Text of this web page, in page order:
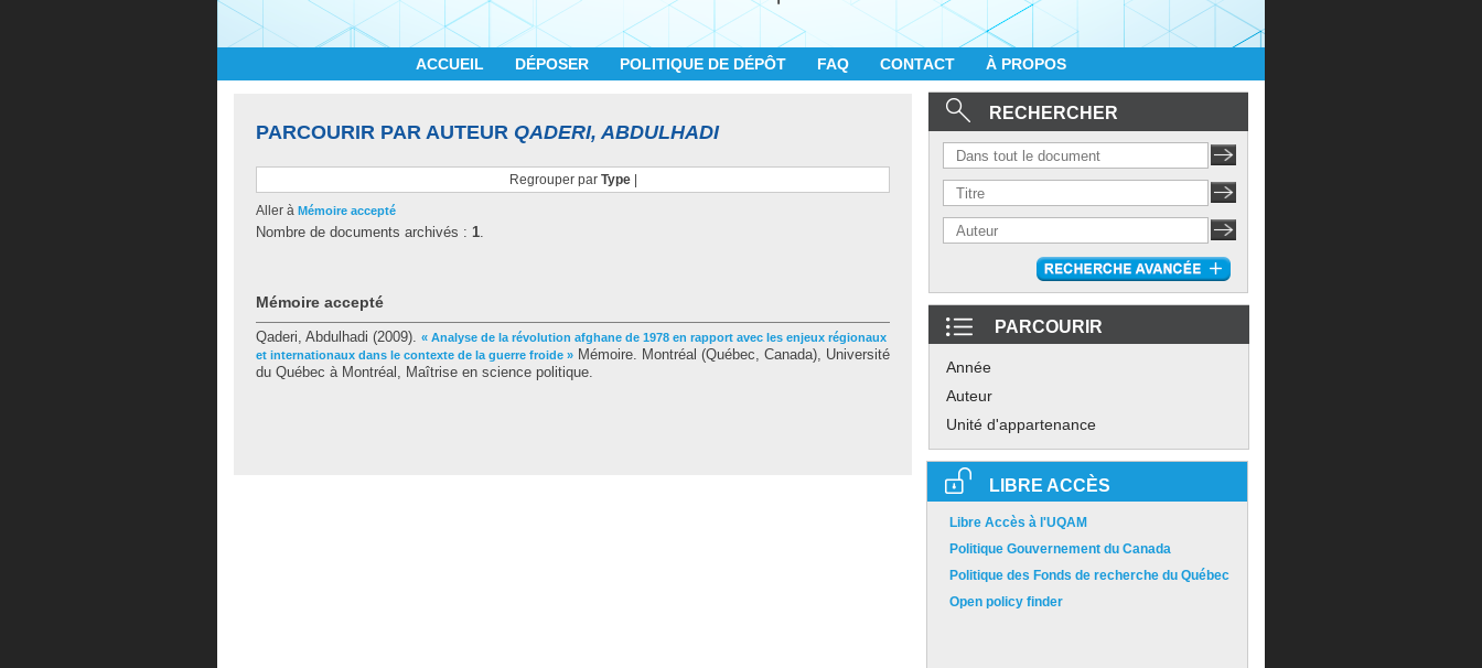
ACCUEIL DÉPOSER POLITIQUE DE DÉPÔT FAQ CONTACT À PROPOS
PARCOURIR PAR AUTEUR QADERI, ABDULHADI
Regrouper par Type|
Aller à Mémoire accepté
Nombre de documents archivés : 1.
Mémoire accepté
Qaderi, Abdulhadi (2009). « Analyse de la révolution afghane de 1978 en rapport avec les enjeux régionaux
et internationaux dans le contexte de la guerre froide » Mémoire. Montréal (Québec, Canada), Université
du Québec à Montréal, Maîtrise en science politique.
RECHERCHER
PARCOURIR
Année
Auteur
Unité d'appartenance
LIBRE ACCÈS
Libre Accès à l'UQAM
Politique Gouvernement du Canada
Politique des Fonds de recherche du Québec
Open policy finder